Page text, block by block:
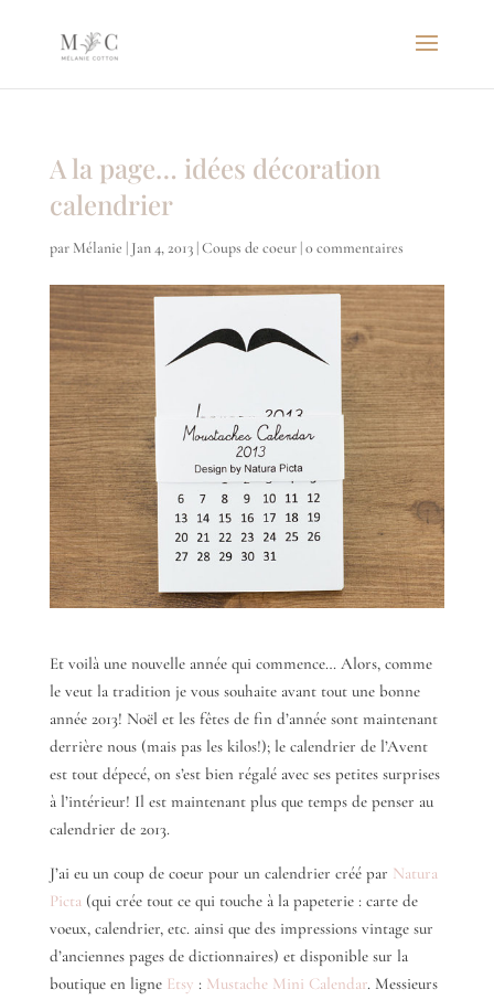
A la page… idées décoration
calendrier
par Mélanie | Jan 4, 2013|Coups de coeur|0 commentaires
Et voilà une nouvelle année qui commence… Alors, comme
le veut la tradition je vous souhaite avant tout une bonne
année 2013! Noël et les fêtes de fin d’année sont maintenant
derrière nous (mais pas les kilos!); le calendrier de l’Avent
est tout dépecé, on s’est bien régalé avec ses petites surprises
à l’intérieur! Il est maintenant plus que temps de penser au
calendrier de 2013.
J’ai eu un coup de coeur pour un calendrier créé par Natura
Picta(qui crée tout ce qui touche à la papeterie : carte de
voeux, calendrier, etc. ainsi que des impressions vintage sur
d’anciennes pages de dictionnaires) et disponible sur la
boutique en ligne Etsy : Mustache Mini Calendar. Messieurs